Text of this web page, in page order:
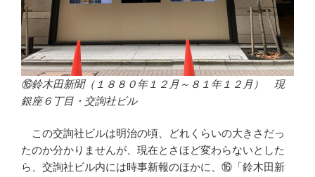
⑯鈴木田新聞（１８８０年１２月～８１年１２月） 現
銀座６丁目・交詢社ビル
この交詢社ビルは明治の頃、どれくらいの大きさだっ
たのか分かりませんが、現在とさほど変わらないとした
ら、交詢社ビル内には時事新報のほかに、⑯「鈴木田新